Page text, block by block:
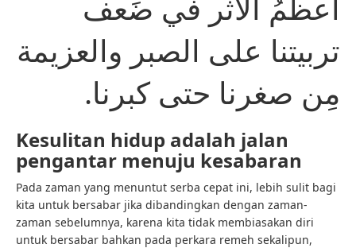
تربيتنا على الصبر والعزيمة
مِن صغرنا حتى كبرنا.
Kesulitan hidup adalah jalan
pengantar menuju kesabaran
Pada zaman yang menuntut serba cepat ini, lebih sulit bagi
kita untuk bersabar jika dibandingkan dengan zaman-
zaman sebelumnya, karena kita tidak membiasakan diri
untuk bersabar bahkan pada perkara remeh sekalipun,